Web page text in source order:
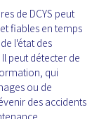
de DCYS peut
fiables en temps
l'état des
peut détecter de
qui
ou de
des accidents